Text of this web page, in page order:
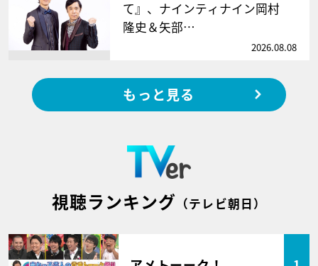
て』、ナインティナイン岡村
隆史＆矢部…
2026.08.08
もっと見る
視聴ランキング （テレビ朝日）